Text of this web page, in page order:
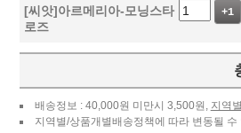
[씨앗]아르메리아-모닝스타
로즈
+1
배송정보 : 40,000원 미만시 3,500원, 지역별
지역별/상품개별배송정책에 따라 변동될 수